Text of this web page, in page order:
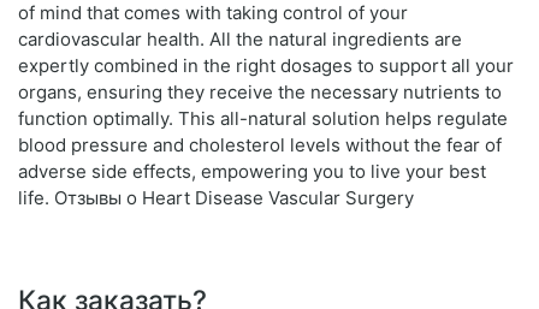
of mind that comes with taking control of your
cardiovascular health. All the natural ingredients are
expertly combined in the right dosages to support all your
organs, ensuring they receive the necessary nutrients to
function optimally. This all-natural solution helps regulate
blood pressure and cholesterol levels without the fear of
adverse side effects, empowering you to live your best
life. Отзывы о Heart Disease Vascular Surgery
Как заказать?